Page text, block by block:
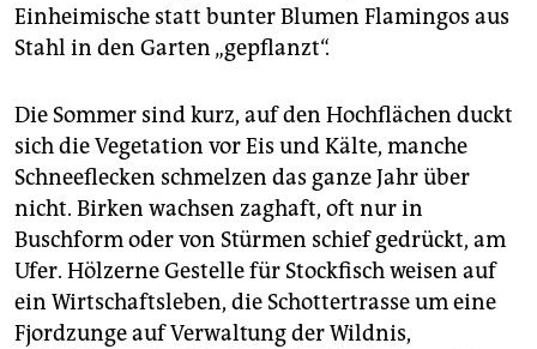
Einheimische statt bunter Blumen Flamingos aus
Stahl in den Garten „gepflanzt“.
Die Sommer sind kurz, auf den Hochflächen duckt
sich die Vegetation vor Eis und Kälte, manche
Schneeflecken schmelzen das ganze Jahr über
nicht. Birken wachsen zaghaft, oft nur in
Buschform oder von Stürmen schief gedrückt, am
Ufer. Hölzerne Gestelle für Stockfisch weisen auf
ein Wirtschaftsleben, die Schottertrasse um eine
Fjordzunge auf Verwaltung der Wildnis,